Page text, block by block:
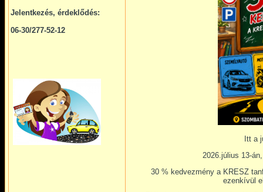
Jelentkezés, érdeklődés:
06-30/277-52-12
Itt a
2026.július 13-
30 % kedvezmény a KRESZ
ezenkívül